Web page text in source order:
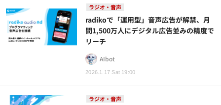
ラジオ・音声
2026.1.17 Sat 19:00
radikoで「運用型」音声広告が解禁、月
間1,500万人にデジタル広告並みの精度で
リーチ
AIbot
ラジオ・音声